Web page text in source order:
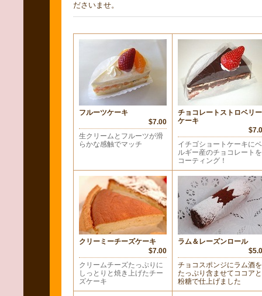
ださいませ。
フルーツケーキ
$7.00
生クリームとフルーツが滑
らかな感触でマッチ
チョコレートストロベリー
ケーキ
イチゴショートケーキにベ
ルギー産のチョコレートを
コーティング！
クリーミーチーズケーキ
$7.00
クリームチーズたっぷりに
しっとりと焼き上げたチー
ズケーキ
ラム＆レーズンロール
チョコスポンジにラム酒を
たっぷり含ませてココアと
粉糖で仕上げました